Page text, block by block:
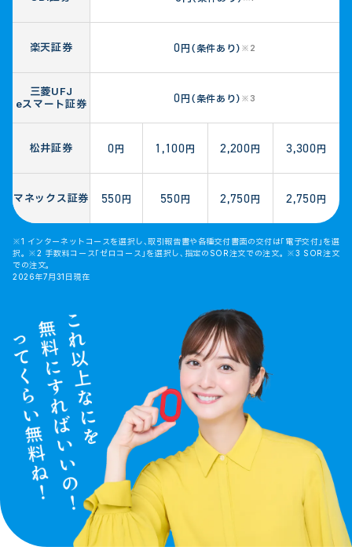
楽天証券 0円（条件あり） ※2
三菱UFJ
eスマート証券 0円（条件あり） ※3
松井証券 0円 1,100円 2,200円 3,300円
マネックス証券 550円 550円 2,750円 2,750円
※1 インターネットコースを選択し、取引報告書や各種交付書面の交付は「電子交付」を選
択。 ※2 手数料コース「ゼロコース」を選択し、指定のSOR注文での注文。 ※3 SOR注文
での注文。
2026年7月31日現在